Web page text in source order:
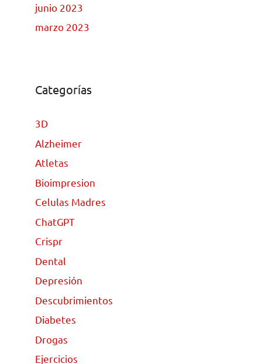
junio 2023
marzo 2023
Categorías
3D
Alzheimer
Atletas
Bioimpresion
Celulas Madres
ChatGPT
Crispr
Dental
Depresión
Descubrimientos
Diabetes
Drogas
Ejercicios